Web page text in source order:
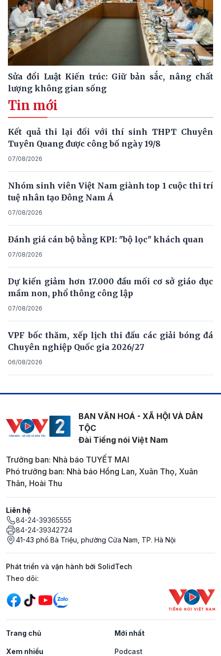
Sửa đổi Luật Kiến trúc: Giữ bản sắc, nâng chất
lượng không gian sống
Tin mới
Kết quả thi lại đối với thí sinh THPT Chuyên
Tuyên Quang được công bố ngày 19/8
07/08/2026
Nhóm sinh viên Việt Nam giành top 1 cuộc thi trí
tuệ nhân tạo Đông Nam Á
07/08/2026
Đánh giá cán bộ bằng KPI: "bộ lọc" khách quan
07/08/2026
Dự kiến giảm hơn 17.000 đầu mối cơ sở giáo dục
mầm non, phổ thông công lập
07/08/2026
VPF bốc thăm, xếp lịch thi đấu các giải bóng đá
Chuyên nghiệp Quốc gia 2026/27
06/08/2026
BAN VĂN HOÁ - XÃ HỘI VÀ DÂN
TỘC
Đài Tiếng nói Việt Nam
Trưởng ban: Nhà báo TUYẾT MAI
Phó trưởng ban: Nhà báo Hồng Lan, Xuân Thọ, Xuân
Thân, Hoài Thu
Liên hệ
84-24-39365555
84-24-39342724
41-43 phố Bà Triệu, phường Cửa Nam, TP. Hà Nội
Phát triển và vận hành bởi SolidTech
Mạng xã hội
Theo dõi:
Trang chủ Mới nhất
Xem nhiều Podcast